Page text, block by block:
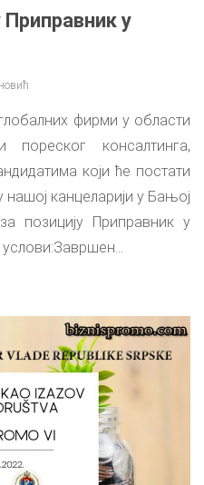
Приправник у
фирми у области
пореског консалтинга,
који ће постати
канцеларији у Бањој
позицију Приправник у